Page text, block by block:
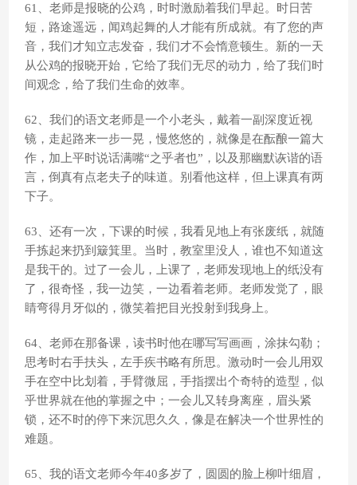
61、老师是报晓的公鸡，时时激励着我们早起。时日苦
短，路途遥远，闻鸡起舞的人才能有所成就。有了您的声
音，我们才知立志发奋，我们才不会惰意顿生。新的一天
从公鸡的报晓开始，它给了我们无尽的动力，给了我们时
间观念，给了我们生命的效率。
62、我们的语文老师是一个小老头，戴着一副深度近视
镜，走起路来一步一晃，慢悠悠的，就像是在酝酿一篇大
作，加上平时说话满嘴“之乎者也”，以及那幽默诙谐的语
言，倒真有点老夫子的味道。别看他这样，但上课真有两
下子。
63、还有一次，下课的时候，我看见地上有张废纸，就随
手拣起来扔到簸箕里。当时，教室里没人，谁也不知道这
是我干的。过了一会儿，上课了，老师发现地上的纸没有
了，很奇怪，我一边笑，一边看着老师。老师发觉了，眼
睛弯得月牙似的，微笑着把目光投射到我身上。
64、老师在那备课，读书时他在哪写写画画，涂抹勾勒；
思考时右手扶头，左手疾书略有所思。激动时一会儿用双
手在空中比划着，手臂微屈，手指摆出个奇特的造型，似
乎世界就在他的掌握之中；一会儿又转身离座，眉头紧
锁，还不时的停下来沉思久久，像是在解决一个世界性的
难题。
65、我的语文老师今年40多岁了，圆圆的脸上柳叶细眉，